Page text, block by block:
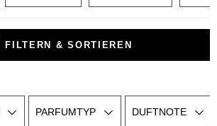
FILTERN & SORTIEREN
PARFUMTYP DUFTNOTE